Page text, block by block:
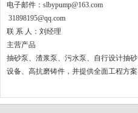
电子邮件：slbypump@163.com
31898195@qq.com
联 系 人：刘经理
主营产品
抽砂泵、渣浆泵、污水泵、自行设计抽砂
设备、高抗磨铸件，并提供全面工程方案